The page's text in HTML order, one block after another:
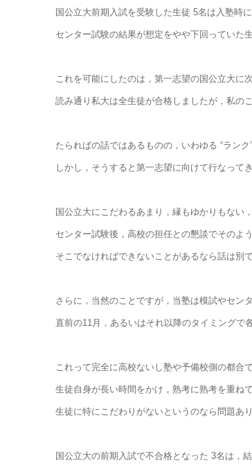
国公立大前期入試を受験した生徒 5名は入塾時
センター試験の結果が想定をやや下回っていた
これを可能にしたのは，第一志望の国公立大に
読み通り私大は全生徒が合格しましたが，私の
たらればの話ではあるものの，いわゆる “ラン
しかし，そうすると第一志望に向けて行なって
国公立大にこだわるあまり，縁もゆかりもない
センター試験後，高校の担任との懇談でそのよ
そこでなければできないことがあるなら話は別
さらに，当然のことですが，当塾は模試やセン
直前の11月，あるいはそれ以降のタイミングで
これって完全に高校ないし塾や予備校側の都合
生徒自身が長い時間をかけ，熟考に熟考を重ね
生徒に特にこだわりがないというのなら問題あ
国公立大の前期入試で不合格となった 3名は，